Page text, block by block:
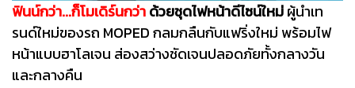
ฟินน์กว่า...ก็โมเดิร์นกว่าด้วยชุดไฟหน้าดีไซน์ใหม่ผู้นำเท
รนด์ใหม่ของรถ MOPED กลมกลืนกับแฟริ่งใหม่ พร้อมไฟ
หน้าแบบฮาโลเจน ส่องสว่างชัดเจนปลอดภัยทั้งกลางวัน
และกลางคืน